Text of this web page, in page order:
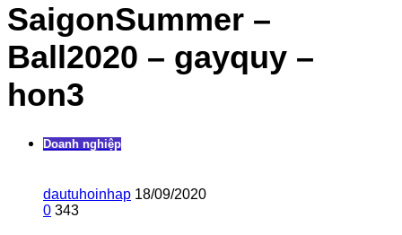
SaigonSummer –
Ball2020 – gayquy –
hon3
Doanh nghiệp
dautuhoinhap 18/09/2020
0 343